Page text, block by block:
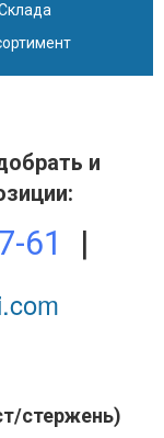
и
61
|
стержень)